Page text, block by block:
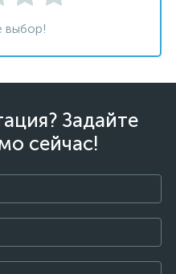
выбор!
Задайте
сейчас!